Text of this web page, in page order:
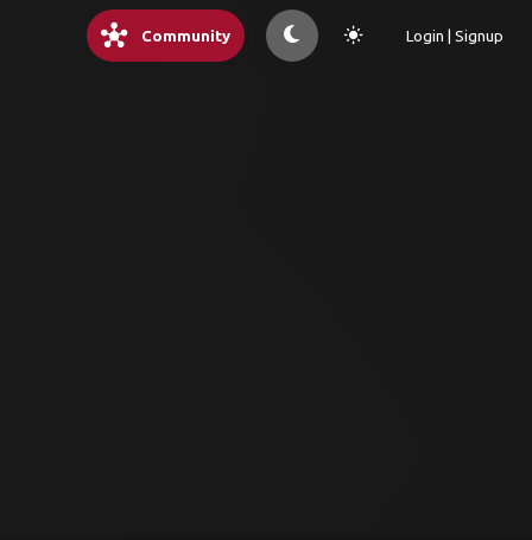
hub Community light_mode Login | Signup